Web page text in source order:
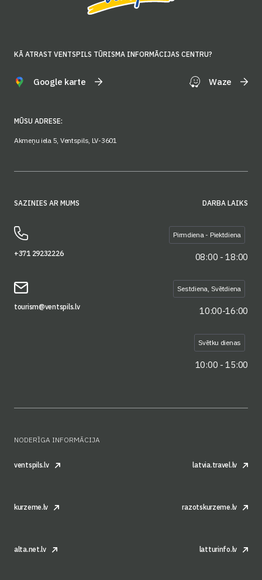
KĀ ATRAST VENTSPILS TŪRISMA INFORMĀCIJAS CENTRU?
Google karte Waze
MŪSU ADRESE:
Akmeņu iela 5, Ventspils, LV-3601
SAZINIES AR MUMS
+371 29232226
tourism@ventspils.lv
DARBA LAIKS
Pirmdiena - Piektdiena
08:00 - 18:00
Sestdiena, Svētdiena
10:00-16:00
Svētku dienas
10:00 - 15:00
NODERĪGA INFORMĀCIJA
ventspils.lv latvia.travel.lv
kurzeme.lv razotskurzeme.lv
alta.net.lv latturinfo.lv